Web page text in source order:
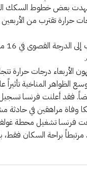
بعض خطوط السكك
حرارة تقترب من
وفاة مراهقين في حادثة
فرنسا تشغيل محطة
براحة السكان